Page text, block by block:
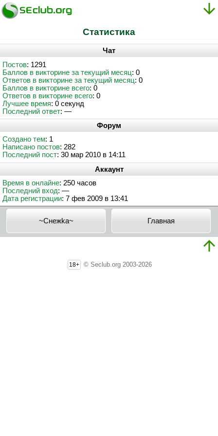
Статистика
Чат
Постов: 1291
Баллов в викторине за текущий месяц: 0
Ответов в викторине за текущий месяц: 0
Баллов в викторине всего: 0
Ответов в викторине всего: 0
Лучшее время: 0 секунд
Последний ответ: —
Форум
Создано тем: 1
Написано постов: 282
Последний пост: 30 мар 2010 в 14:11
Аккаунт
Время в онлайне: 250 часов
Последний вход: —
Дата регистрации: 7 фев 2009 в 13:41
~Cнeжka~ Главная
18+ © Seclub.org 2003-2026